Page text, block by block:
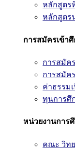
หลักสูตร
หลักสูตร
การสมัครเข้า
การสมัค
การสมัค
ค่าธรรม
ทุนการศึ
หน่วยงานการ
คณะ วิท